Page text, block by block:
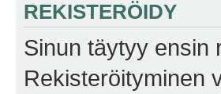
REKISTERÖIDY
Sinun täytyy ensin
Rekisteröityminen